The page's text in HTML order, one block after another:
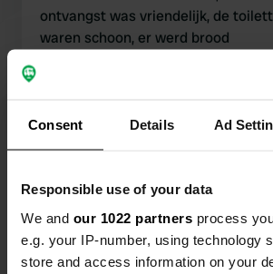
Consent Details Ad
Responsible use of your data
We and our 1022 partners process
e.g. your IP-number, using technology
store and access information on your
ontvangst was vriendelijk, de
waren schoon, er werd brood
Ben jij hier geweest?